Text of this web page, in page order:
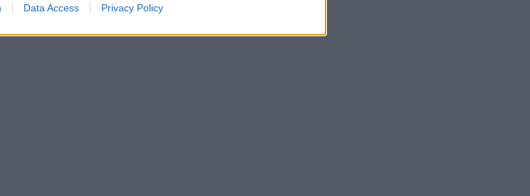
Data Access Privacy Policy